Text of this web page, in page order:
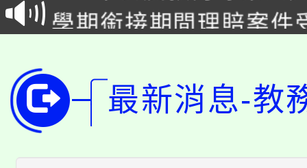
程
學期銜接期間理賠案件
版
公告本校115學年度第
代理(課)教師甄選結果(
「2026金融保險知識
車」活動
桃園市115學年度學生
最新消息-教